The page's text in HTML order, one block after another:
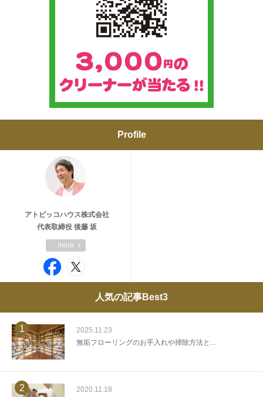
Profile
アトピッコハウス株式会社
代表取締役 後藤 坂
more
人気の記事Best3
1
2025.11.23
無垢フローリングのお手入れや掃除方法と...
2
2020.11.18